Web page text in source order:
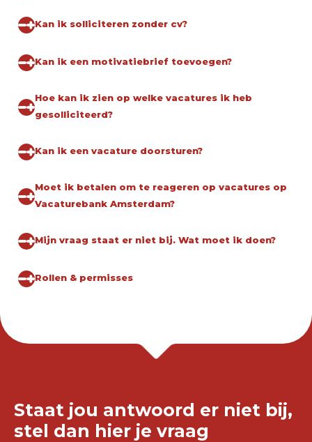
Kan ik solliciteren zonder cv?
Kan ik een motivatiebrief toevoegen?
Hoe kan ik zien op welke vacatures ik heb
gesolliciteerd?
Kan ik een vacature doorsturen?
Moet ik betalen om te reageren op vacatures op
Vacaturebank Amsterdam?
Mijn vraag staat er niet bij. Wat moet ik doen?
Rollen & permisses
Staat jou antwoord er niet bij,
stel dan hier je vraag